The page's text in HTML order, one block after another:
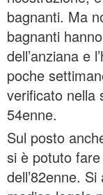
bagnanti. Ma
bagnanti
dell’anziana e
poche
verificato nella
54enne.
Sul posto
si è potuto
dell’82enne.